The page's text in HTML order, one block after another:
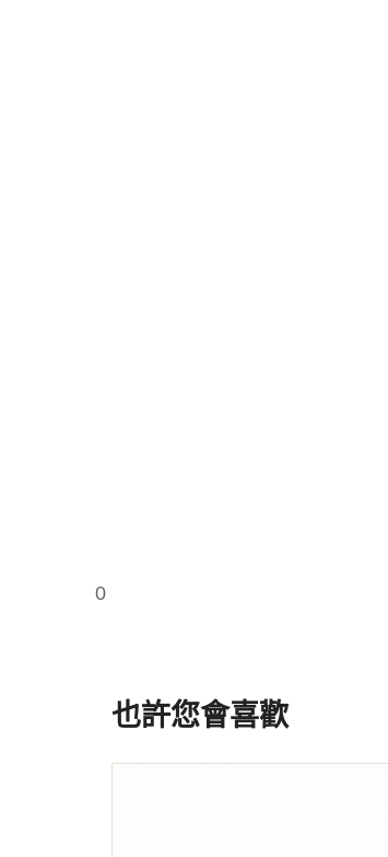
0
也許您會喜歡